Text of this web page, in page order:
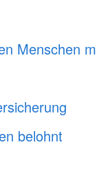
Menschen
belohnt